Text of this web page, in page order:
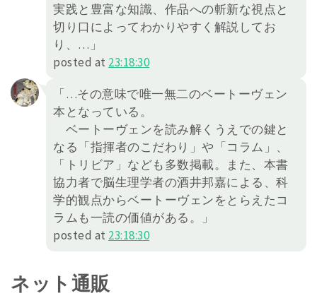
実践と豊富な知識、作品への斬新な視点と
切り口によってわかりやすく解説してお
り、…」
posted at 23:18:30
「…その意味で唯一無二のベートーヴェン
本となっている。
ベートーヴェンを読み解くうえでの鍵と
なる「指揮者のこだわり」や「コラム」、
「トリビア」なども多数掲載。また、本書
協力者で脳生理学者の酒井邦嘉による、科
学的観点からベートーヴェンをとらえたコ
ラムも一読の価値がある。」
posted at 23:18:30
ネット通販